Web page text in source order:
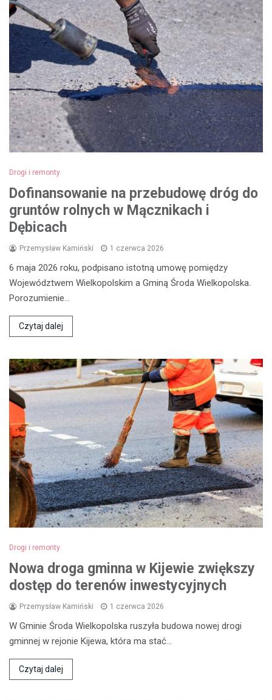
Drogi i remonty
Dofinansowanie na przebudowę dróg do
gruntów rolnych w Mącznikach i
Dębicach
Przemysław Kamiński 1 czerwca 2026
6 maja 2026 roku, podpisano istotną umowę pomiędzy
Województwem Wielkopolskim a Gminą Środa Wielkopolska.
Porozumienie…
Czytaj dalej
Drogi i remonty
Nowa droga gminna w Kijewie zwiększy
dostęp do terenów inwestycyjnych
Przemysław Kamiński 1 czerwca 2026
W Gminie Środa Wielkopolska ruszyła budowa nowej drogi
gminnej w rejonie Kijewa, która ma stać…
Czytaj dalej